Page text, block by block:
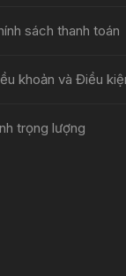
sách thanh toán
khoản và Điều
trọng lượng